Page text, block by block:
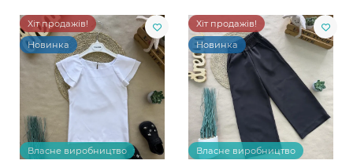
Хіт продажів!
Новинка
Власне виробництво
Хіт продажів!
Новинка
Власне виробництво